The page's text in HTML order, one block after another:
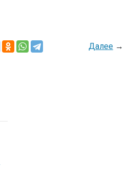
Далее →